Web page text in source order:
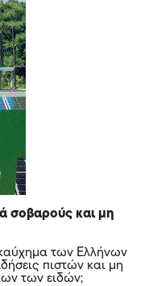
σοβαρούς και μη
καύχημα των Ελλήνων
πιστών και μη
των ειδών;